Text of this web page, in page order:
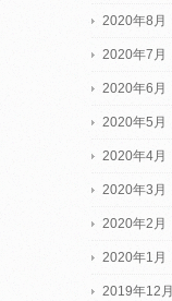
2020年8月
2020年7月
2020年6月
2020年5月
2020年4月
2020年3月
2020年2月
2020年1月
2019年12月